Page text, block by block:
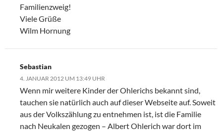
Familienzweig!
Viele Grüße
Wilm Hornung
Sebastian
4. JANUAR 2012 UM 13:49 UHR
Wenn mir weitere Kinder der Ohlerichs bekannt sind,
tauchen sie natürlich auch auf dieser Webseite auf. Soweit
aus der Volkszählung zu entnehmen ist, ist die Familie
nach Neukalen gezogen – Albert Ohlerich war dort im